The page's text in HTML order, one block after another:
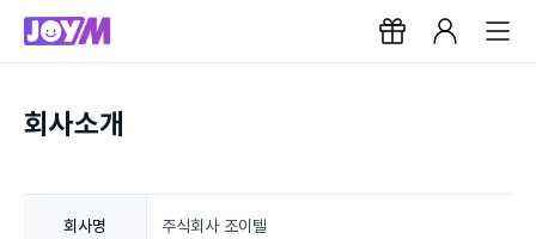
회사소개
회사명 주식회사 조이텔